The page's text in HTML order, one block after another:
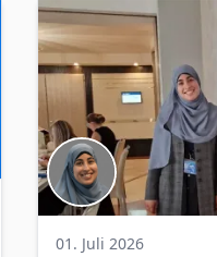
01. Juli 2026